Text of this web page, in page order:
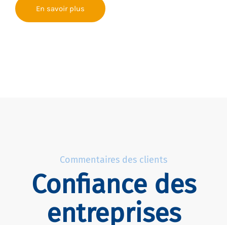
En savoir plus
Commentaires des clients
Confiance des
entreprises